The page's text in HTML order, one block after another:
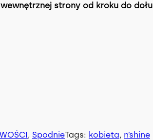
strony od kroku do dołu
, SpodnieTags: kobieta, n’shine